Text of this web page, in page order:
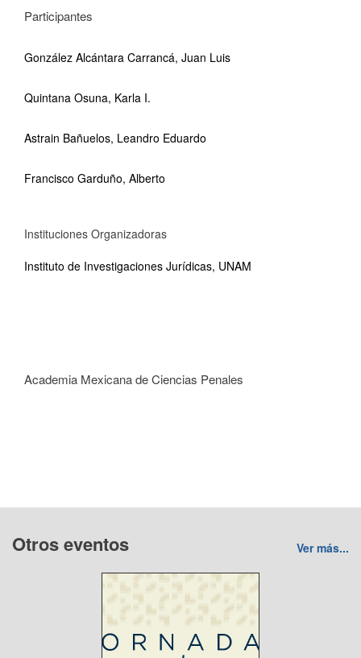
Participantes
González Alcántara Carrancá, Juan Luis
Quintana Osuna, Karla I.
Astrain Bañuelos, Leandro Eduardo
Francisco Garduño, Alberto
Instituciones Organizadoras
Instituto de Investigaciones Jurídicas, UNAM
Academia Mexicana de Ciencias Penales
Otros eventos Ver más...